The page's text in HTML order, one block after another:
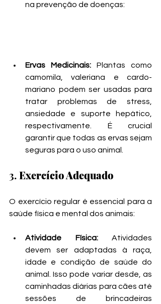
na prevenção de doenças:
Ervas Medicinais: Plantas como
camomila, valeriana e cardo-
mariano podem ser usadas para
tratar problemas de stress,
ansiedade e suporte hepático,
respectivamente. É crucial
garantir que todas as ervas sejam
seguras para o uso animal.
3. Exercício Adequado
O exercício regular é essencial para a
saúde física e mental dos animais:
Atividade Física: Atividades
devem ser adaptadas à raça,
idade e condição de saúde do
animal. Isso pode variar desde, as
caminhadas diárias para cães até
sessões de brincadeiras